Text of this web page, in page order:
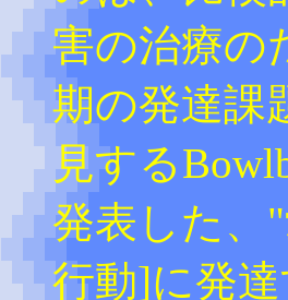
害の治療の
期の発達課
見する
発表した、
行動]に発